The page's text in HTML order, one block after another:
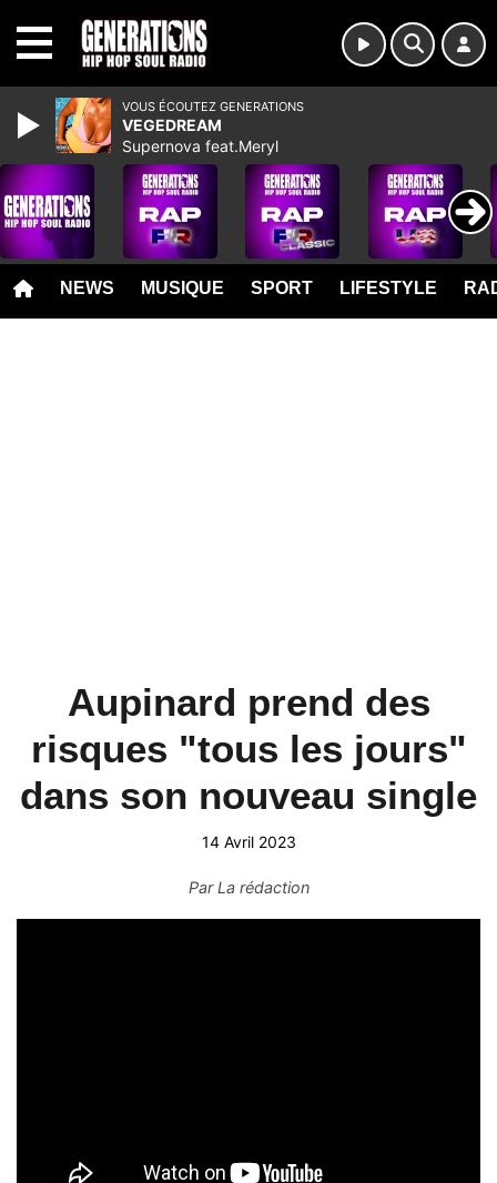
NEWS MUSIQUE SPORT LIFESTYLE
Aupinard prend des
risques "tous les jours"
dans son nouveau single
14 Avril 2023
ParLa rédaction
VOUS ÉCOUTEZ GENERATIONS
VEGEDREAM
Supernova feat.Meryl